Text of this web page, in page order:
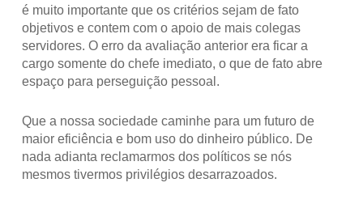
é muito importante que os critérios sejam de fato
objetivos e contem com o apoio de mais colegas
servidores. O erro da avaliação anterior era ficar a
cargo somente do chefe imediato, o que de fato abre
espaço para perseguição pessoal.
Que a nossa sociedade caminhe para um futuro de
maior eficiência e bom uso do dinheiro público. De
nada adianta reclamarmos dos políticos se nós
mesmos tivermos privilégios desarrazoados.